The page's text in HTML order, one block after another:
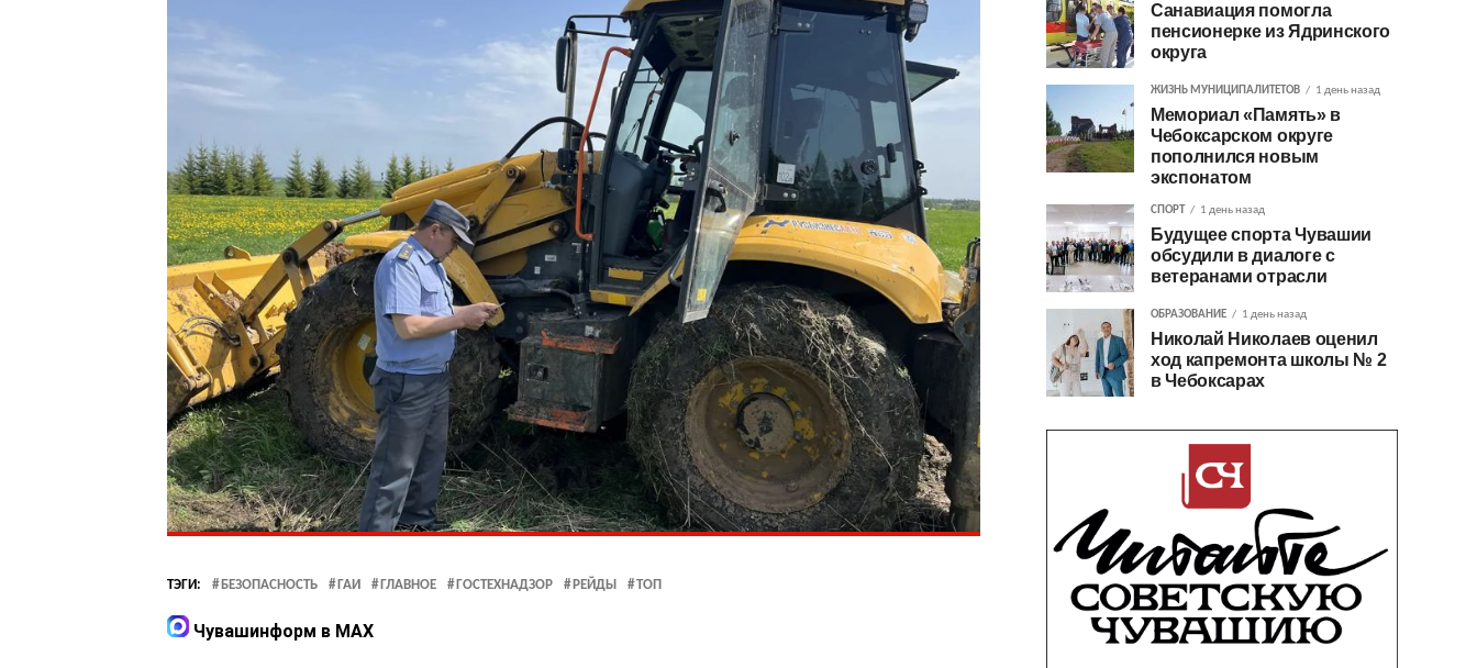
ТЭГИ: БЕЗОПАСНОСТЬ ГАИ ГЛАВНОЕ ГОСТЕХНАДЗОР РЕЙДЫ ТОП
Чувашинформ в MAX
Санавиация помогла
пенсионерке из Ядринского
округа
ЖИЗНЬ МУНИЦИПАЛИТЕТОВ 1 день назад
Мемориал «Память» в
Чебоксарском округе
пополнился новым
экспонатом
СПОРТ 1 день назад
Будущее спорта Чувашии
обсудили в диалоге с
ветеранами отрасли
ОБРАЗОВАНИЕ 1 день назад
Николай Николаев оценил
ход капремонта школы № 2
в Чебоксарах